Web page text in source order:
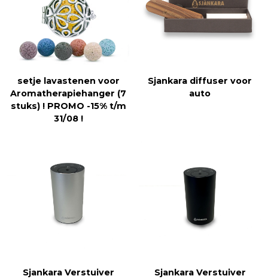
setje lavastenen voor
Aromatherapiehanger (7
stuks) ! PROMO -15% t/m
31/08 !
Sjankara diffuser voor
auto
Sjankara Verstuiver
Sjankara Verstuiver